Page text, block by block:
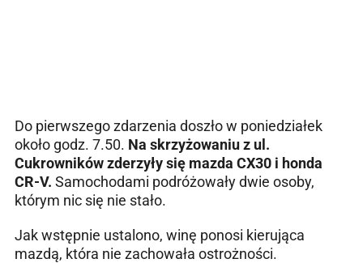
Do pierwszego zdarzenia doszło w poniedziałek
około godz. 7.50. Na skrzyżowaniu z ul.
Cukrowników zderzyły się mazda CX30 i honda
CR-V. Samochodami podróżowały dwie osoby,
którym nic się nie stało.
Jak wstępnie ustalono, winę ponosi kierująca
mazdą, która nie zachowała ostrożności.